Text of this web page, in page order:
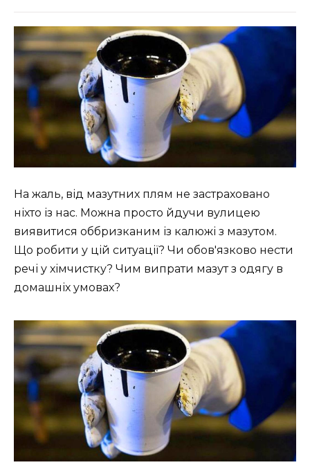
На жаль, від мазутних плям не застраховано
ніхто із нас. Можна просто йдучи вулицею
виявитися оббризканим із калюжі з мазутом.
Що робити у цій ситуації? Чи обов'язково нести
речі у хімчистку? Чим випрати мазут з одягу в
домашніх умовах?